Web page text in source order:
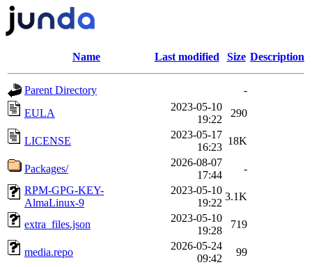
Name Last modified Size Description
Parent Directory
-
EULA
2023-05-10
19:22
290
LICENSE
2023-05-17
16:23
18K
Packages/
2026-08-07
17:44
-
RPM-GPG-KEY-
AlmaLinux-9
2023-05-10
19:22
3.1K
extra_files.json
2023-05-10
19:28
719
media.repo
2026-05-24
09:42
99